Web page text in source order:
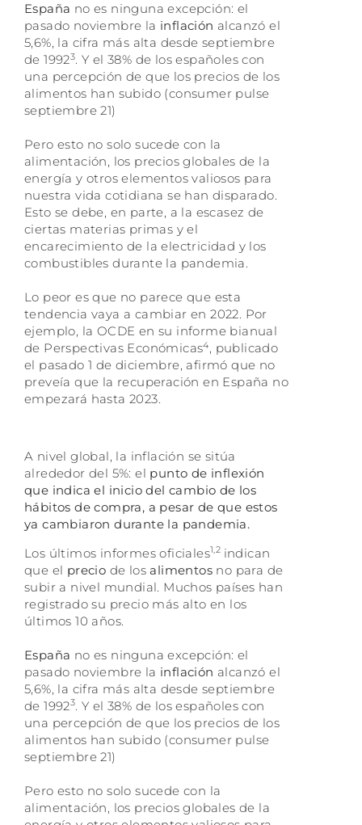
España no es ninguna excepción: el
pasado noviembre la inflación alcanzó el
5,6%, la cifra más alta desde septiembre
de 19923. Y el 38% de los españoles con
una percepción de que los precios de los
alimentos han subido (consumer pulse
septiembre 21)
Pero esto no solo sucede con la
alimentación, los precios globales de la
energía y otros elementos valiosos para
nuestra vida cotidiana se han disparado.
Esto se debe, en parte, a la escasez de
ciertas materias primas y el
encarecimiento de la electricidad y los
combustibles durante la pandemia.
Lo peor es que no parece que esta
tendencia vaya a cambiar en 2022. Por
ejemplo, la OCDE en su informe bianual
de Perspectivas Económicas4, publicado
el pasado 1 de diciembre, afirmó que no
preveía que la recuperación en España no
empezará hasta 2023.
A nivel global, la inflación se sitúa
alrededor del 5%: el punto de inflexión
que indica el inicio del cambio de los
hábitos de compra, a pesar de que estos
ya cambiaron durante la pandemia.
Los últimos informes oficiales1,2 indican
que el precio de losalimentos no para de
subir a nivel mundial. Muchos países han
registrado su precio más alto en los
últimos 10 años.
España no es ninguna excepción: el
pasado noviembre la inflación alcanzó el
5,6%, la cifra más alta desde septiembre
de 19923 . Y el 38% de los españoles con
una percepción de que los precios de los
alimentos han subido (consumer pulse
septiembre 21)
Pero esto no solo sucede con la
alimentación, los precios globales de la